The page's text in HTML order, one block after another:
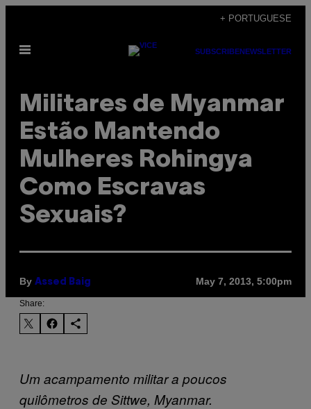
content
+ PORTUGUESE
Open
SUBSCRIBENEWSLETTER
Militares de Myanmar
Estão Mantendo
Mulheres Rohingya
Como Escravas
Sexuais?
By Assed Baig May 7, 2013, 5:00pm
Share:
Um acampamento militar a poucos
quilômetros de Sittwe, Myanmar.